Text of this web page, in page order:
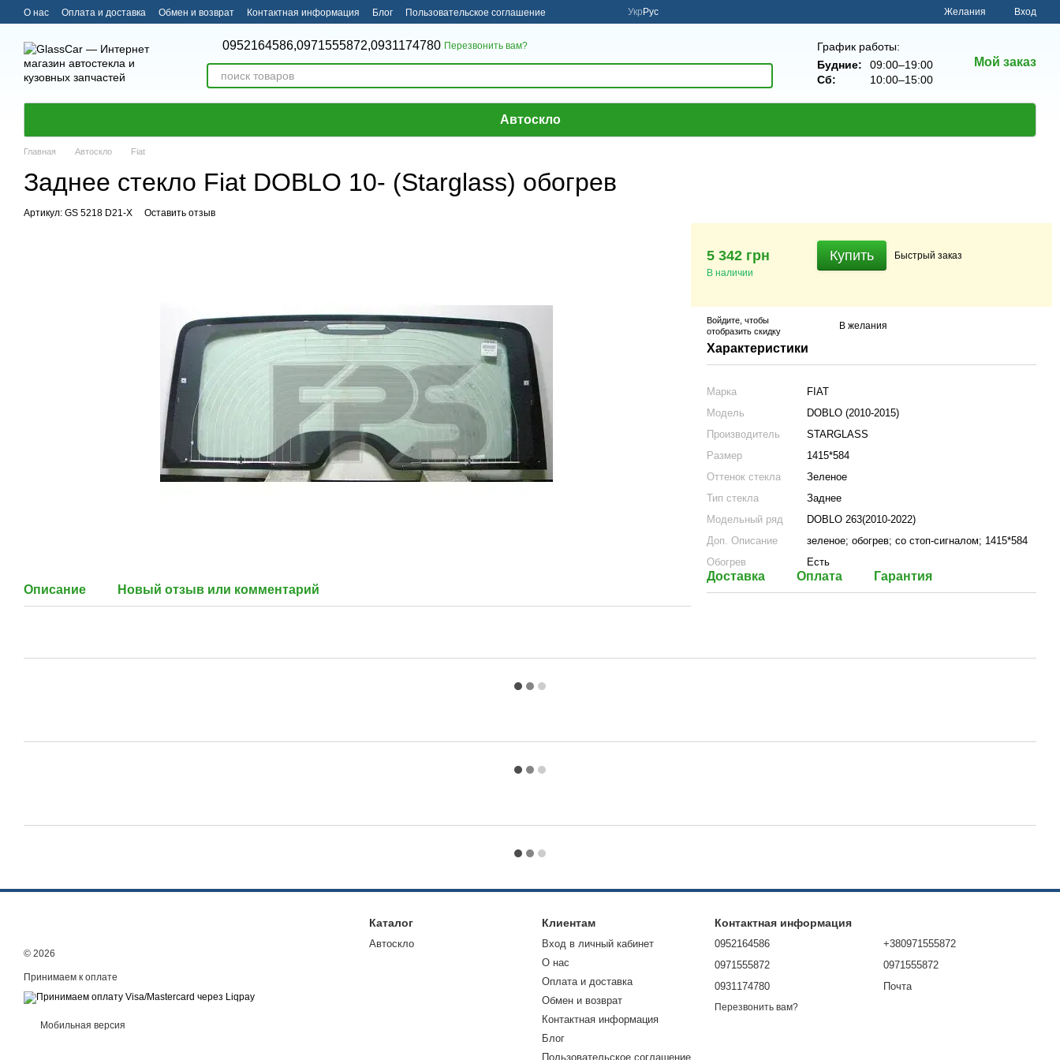
Перейти к основному контенту
О нас Оплата и доставка Обмен и возврат Контактная информация Блог Пользовательское соглашение Укр Рус Желания Вход
0952164586,0971555872,0931174780 Перезвонить вам?
График работы:
Будние:
09:00–19:00
Сб:
10:00–15:00
Мой заказ
Автоскло
Главная Автоскло Fiat
Заднее стекло Fiat DOBLO 10- (Starglass) обогрев
Артикул: GS 5218 D21-X Оставить отзыв
Описание Новый отзыв или комментарий
5 342 грн
В наличии
Купить Быстрый заказ
Войдите , чтобы
отобразить скидку
В желания
Характеристики
Марка
FIAT
Модель
DOBLO (2010-2015)
Производитель
STARGLASS
Размер
1415*584
Оттенок стекла
Зеленое
Тип стекла
Заднее
Модельный ряд
DOBLO 263(2010-2022)
Доп. Описание
зеленое; обогрев; со стоп-сигналом; 1415*584
Обогрев
Есть
Доставка Оплата Гарантия
© 2026
Принимаем к оплате
Мобильная версия
Каталог
Автоскло
Клиентам
Вход в личный кабинет
О нас
Оплата и доставка
Обмен и возврат
Контактная информация
Блог
Пользовательское соглашение
Контактная информация
0952164586
0971555872
0931174780
Перезвонить вам?
+380971555872
0971555872
Почта